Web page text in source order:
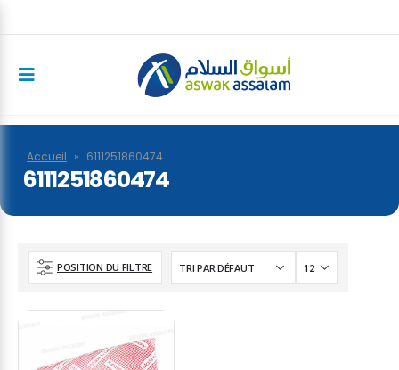
Accueil » 6111251860474
6111251860474
POSITION DU FILTRE